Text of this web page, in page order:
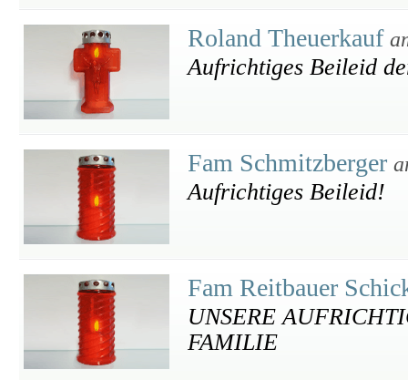
Roland Theuerkauf
Aufrichtiges Beileid
Fam Schmitzberger
Aufrichtiges Beileid!
Fam Reitbauer
UNSERE
FAMILIE